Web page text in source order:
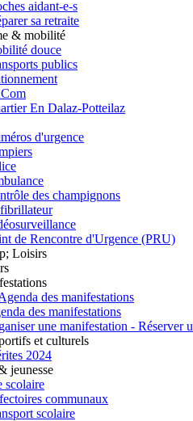
aidant-e-s
sa retraite
& mobilité
douce
publics
En Dalaz-Potteilaz
d'urgence
des champignons
de Rencontre d'Urgence (PRU)
des manifestations
une manifestation - Réserver
et culturels
2024
jeunesse
scolaire
communaux
scolaire